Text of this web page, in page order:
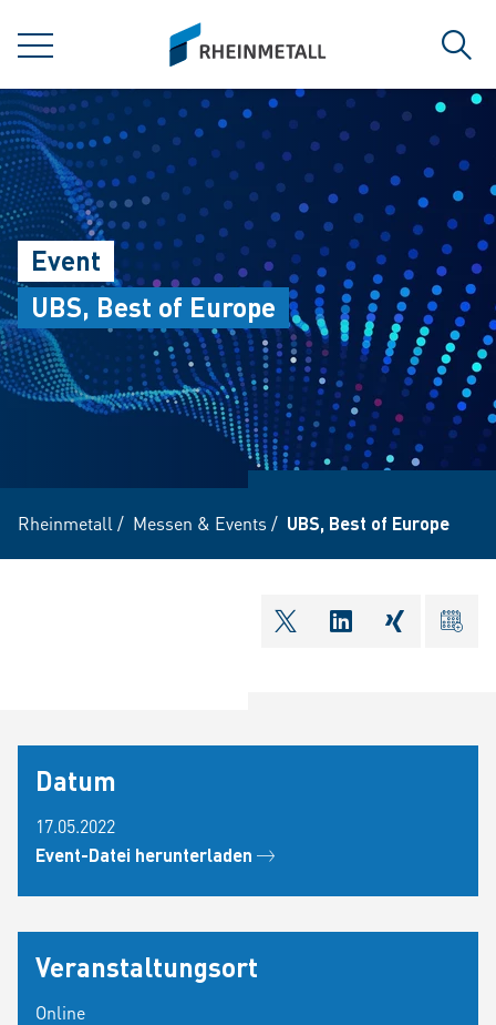
MENÜ
siteLogo
Event
UBS, Best of Europe
Rheinmetall / Messen & Events / UBS, Best of Europe
shareOntwitter ical
Datum
17.05.2022
Event-Datei herunterladen
Veranstaltungsort
Online